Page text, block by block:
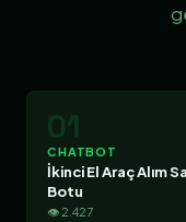
01
CHATBOT
İkinci El Araç Alım
Botu
👁 2.427